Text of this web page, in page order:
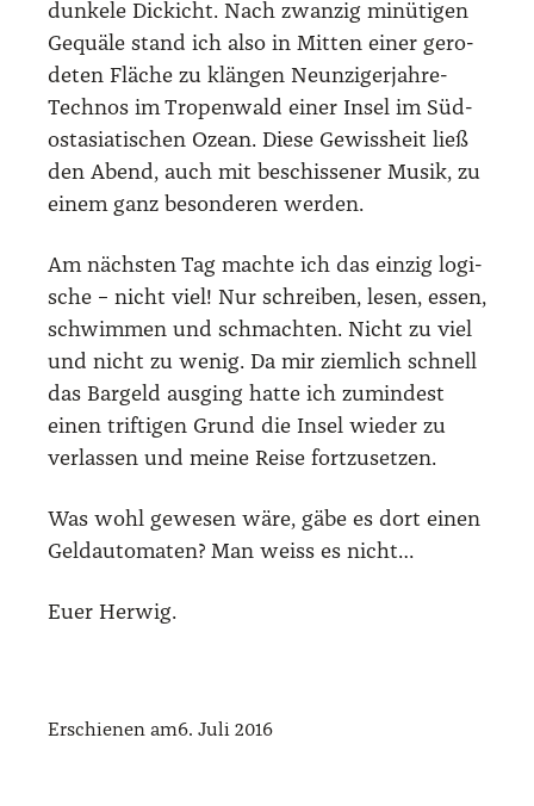
dun­ke­le Dickicht. Nach zwan­zig minü­ti­gen
Gequä­le stand ich also in Mit­ten einer gero­
de­ten Flä­che zu klän­gen Neun­zi­ger­jah­re-
Tech­nos im Tro­pen­wald einer Insel im Süd­
ost­asia­ti­schen Oze­an. Die­se Gewiss­heit ließ
den Abend, auch mit beschis­se­ner Musik, zu
einem ganz beson­de­ren wer­den.
Am nächs­ten Tag mach­te ich das ein­zig logi­
sche – nicht viel! Nur schrei­ben, lesen, essen,
schwim­men und schmach­ten. Nicht zu viel
und nicht zu wenig. Da mir ziem­lich schnell
das Bar­geld aus­ging hat­te ich zumin­dest
einen trif­ti­gen Grund die Insel wie­der zu
ver­las­sen und mei­ne Rei­se fort­zu­set­zen.
Was wohl gewe­sen wäre, gäbe es dort einen
Geld­au­to­ma­ten? Man weiss es nicht…
Euer Her­wig.
Erschienen am6. Juli 2016